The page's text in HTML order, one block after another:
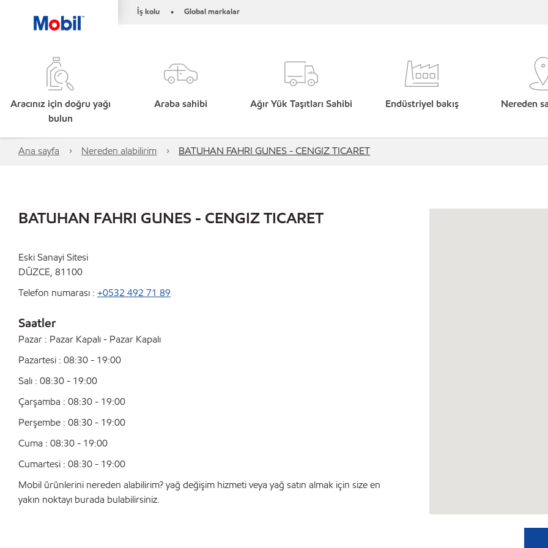
İş kolu • Global markalar
Aracınız için doğru yağı
bulun
Araba sahibi Ağır Yük Taşıtları Sahibi Endüstriyel bakış Nereden
Ana sayfa Nereden alabilirim BATUHAN FAHRI GUNES - CENGIZ TICARET
BATUHAN FAHRI GUNES - CENGIZ TICARET
Eski Sanayi Sitesi
DÜZCE, 81100
Telefon numarası : +0532 492 71 89
Saatler
Pazar : Pazar Kapalı - Pazar Kapalı
Pazartesi : 08:30 - 19:00
Salı : 08:30 - 19:00
Çarşamba : 08:30 - 19:00
Perşembe : 08:30 - 19:00
Cuma : 08:30 - 19:00
Cumartesi : 08:30 - 19:00
Mobil ürünlerini nereden alabilirim? yağ değişim hizmeti veya yağ satın almak için size en
yakın noktayı burada bulabilirsiniz.